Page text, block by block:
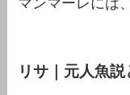
リサ｜元人魚